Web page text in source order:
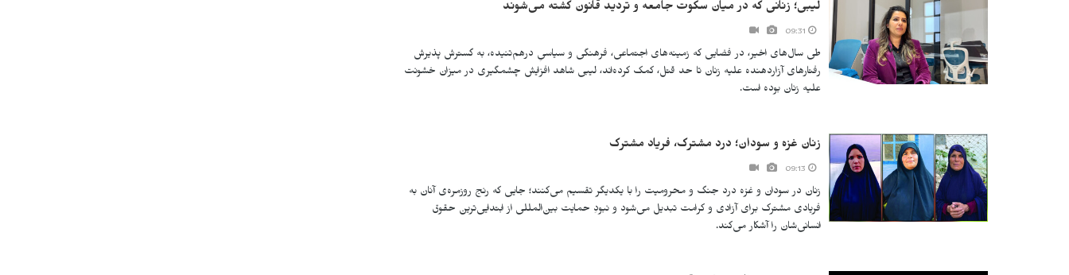
لیبی؛ زنانی که در میان سکوت جامعه و تردید قانون کشته می‌شوند
طی سال‌های اخیر، در فضایی که زمینه‌های اجتماعی، فرهنگی و سیاسیِ درهم‌تنیده، به گسترش پذیرش
رفتارهای آزاردهنده علیه زنان تا حد قتل، کمک کرده‌اند، لیبی شاهد افزایش چشمگیری در میزان خشونت
علیه زنان بوده است.
زنان غزه و سودان؛ درد مشترک، فریاد مشترک
زنان در سودان و غزه درد جنگ و محرومیت را با یکدیگر تقسیم می‌کنند؛ جایی که رنج روزمره‌ی آنان به
فریادی مشترک برای آزادی و کرامت تبدیل می‌شود و نبودِ حمایت بین‌المللی از ابتدایی‌ترین حقوق
انسانی‌شان را آشکار می‌کند.